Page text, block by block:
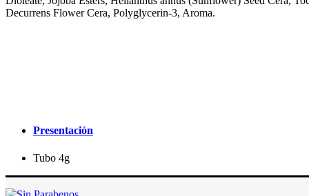
Decurrens Flower Cera, Polyglycerin-3, Aroma.
Presentación
Tubo 4g